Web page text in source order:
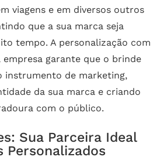
viagens e em diversos outros
que a sua marca seja
tempo. A personalização com
garante que o brinde
instrumento de marketing,
da sua marca e criando
com o público.
Sua Parceira Ideal
Personalizados